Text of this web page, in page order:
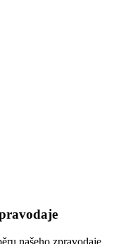
našeho zpravodaje.